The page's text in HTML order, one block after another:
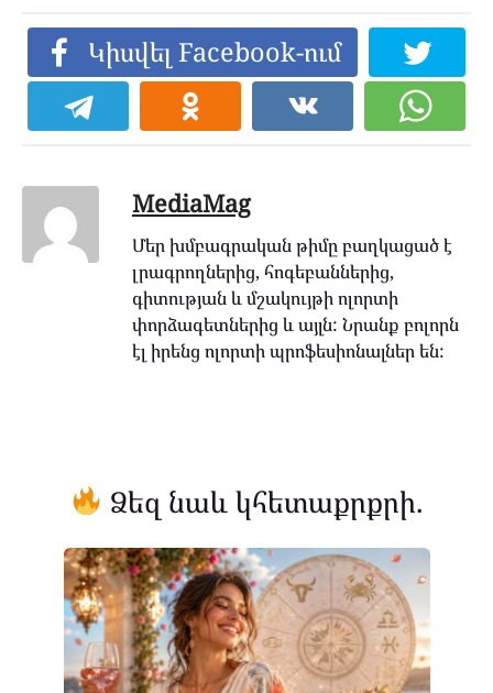
Կիսվել Facebook-ում
MediaMag
Մեր խմբագրական թիմը բաղկացած է
լրագրողներից, հոգեբաններից,
գիտության և մշակույթի ոլորտի
փորձագետներից և այլն: Նրանք բոլորն
էլ իրենց ոլորտի պրոֆեսիոնալներ են:
Ձեզ նաև կհետաքրքրի.